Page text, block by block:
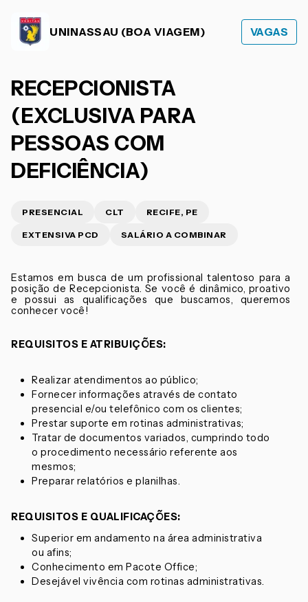
UNINASSAU (BOA VIAGEM) VAGAS
RECEPCIONISTA
(EXCLUSIVA PARA
PESSOAS COM
DEFICIÊNCIA)
PRESENCIAL CLT RECIFE, PE
EXTENSIVA PCD SALÁRIO A COMBINAR
Estamos em busca de um profissional talentoso para a
posição de Recepcionista. Se você é dinâmico, proativo
e possui as qualificações que buscamos, queremos
conhecer você!
REQUISITOS E ATRIBUIÇÕES:
Realizar atendimentos ao público;
Fornecer informações através de contato
presencial e/ou telefônico com os clientes;
Prestar suporte em rotinas administrativas;
Tratar de documentos variados, cumprindo todo
o procedimento necessário referente aos
mesmos;
Preparar relatórios e planilhas.
REQUISITOS E QUALIFICAÇÕES:
Superior em andamento na área administrativa
ou afins;
Conhecimento em Pacote Office;
Desejável vivência com rotinas administrativas.